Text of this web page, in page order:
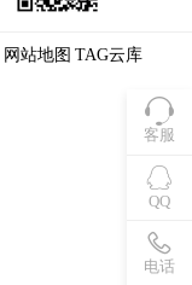
客服
QQ
电话
网站地图 TAG云库